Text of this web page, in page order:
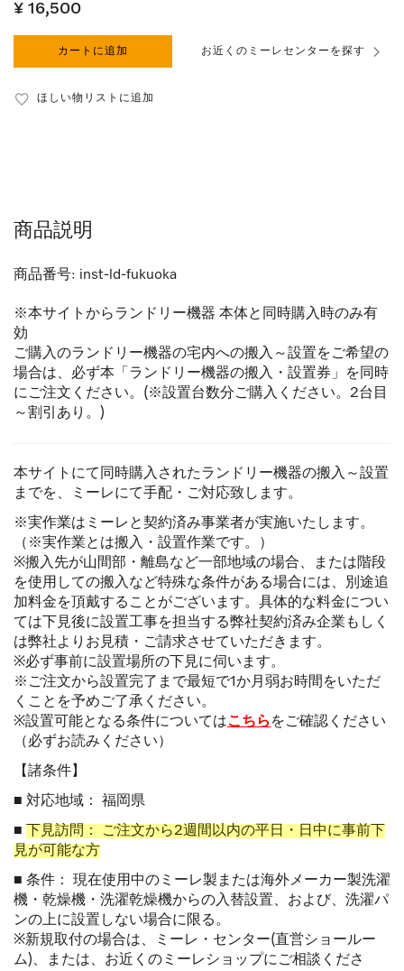
¥ 16,500
カートに追加 お近くのミーレセンターを探す
ほしい物リストに追加
商品説明
商品番号: inst-ld-fukuoka
※本サイトからランドリー機器 本体と同時購入時のみ有
効
ご購入のランドリー機器の宅内への搬入～設置をご希望の
場合は、必ず本「ランドリー機器の搬入・設置券」を同時
にご注文ください。(※設置台数分ご購入ください。2台目
～割引あり。)
本サイトにて同時購入されたランドリー機器の搬入～設置
までを、ミーレにて手配・ご対応致します。
※実作業はミーレと契約済み事業者が実施いたします。
（※実作業とは搬入・設置作業です。）
※搬入先が山間部・離島など一部地域の場合、または階段
を使用しての搬入など特殊な条件がある場合には、別途追
加料金を頂戴することがございます。具体的な料金につい
ては下見後に設置工事を担当する弊社契約済み企業もしく
は弊社よりお見積・ご請求させていただきます。
※必ず事前に設置場所の下見に伺います。
※ご注文から設置完了まで最短で1か月弱お時間をいただ
くことを予めご了承ください。
※設置可能となる条件についてはこちら をご確認ください
（必ずお読みください）
【諸条件】
■ 対応地域： 福岡県
■
下見訪問： ご注文から2週間以内の平日・日中に事前下
見が可能な方
■ 条件： 現在使用中のミーレ製または海外メーカー製洗濯
機・乾燥機・洗濯乾燥機からの入替設置、および、洗濯パ
ンの上に設置しない場合に限る。
※新規取付の場合は、ミーレ・センター(直営ショールー
ム)、または、お近くのミーレショップにご相談くださ